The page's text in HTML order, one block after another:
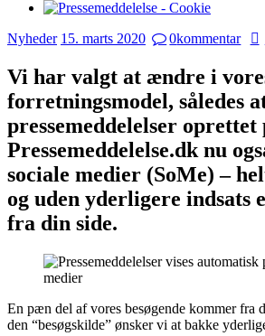
Nyheder 15. marts 2020 0kommentar
Vi har valgt at ændre i
forretningsmodel, således
pressemeddelelser oprettet
Pressemeddelelse.dk nu
sociale medier (SoMe) –
og uden yderligere indsats
fra din side.
En pæn del af vores besøgende kommer fra
den “besøgskilde” ønsker vi at bakke